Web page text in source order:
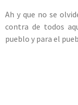
Ah y que no se
contra de todos
pueblo y para el